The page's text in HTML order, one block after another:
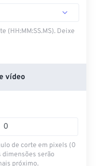
(HH:MM:SS.MS). Deixe
vídeo
de corte em pixels (0
dimensões serão
próximo.